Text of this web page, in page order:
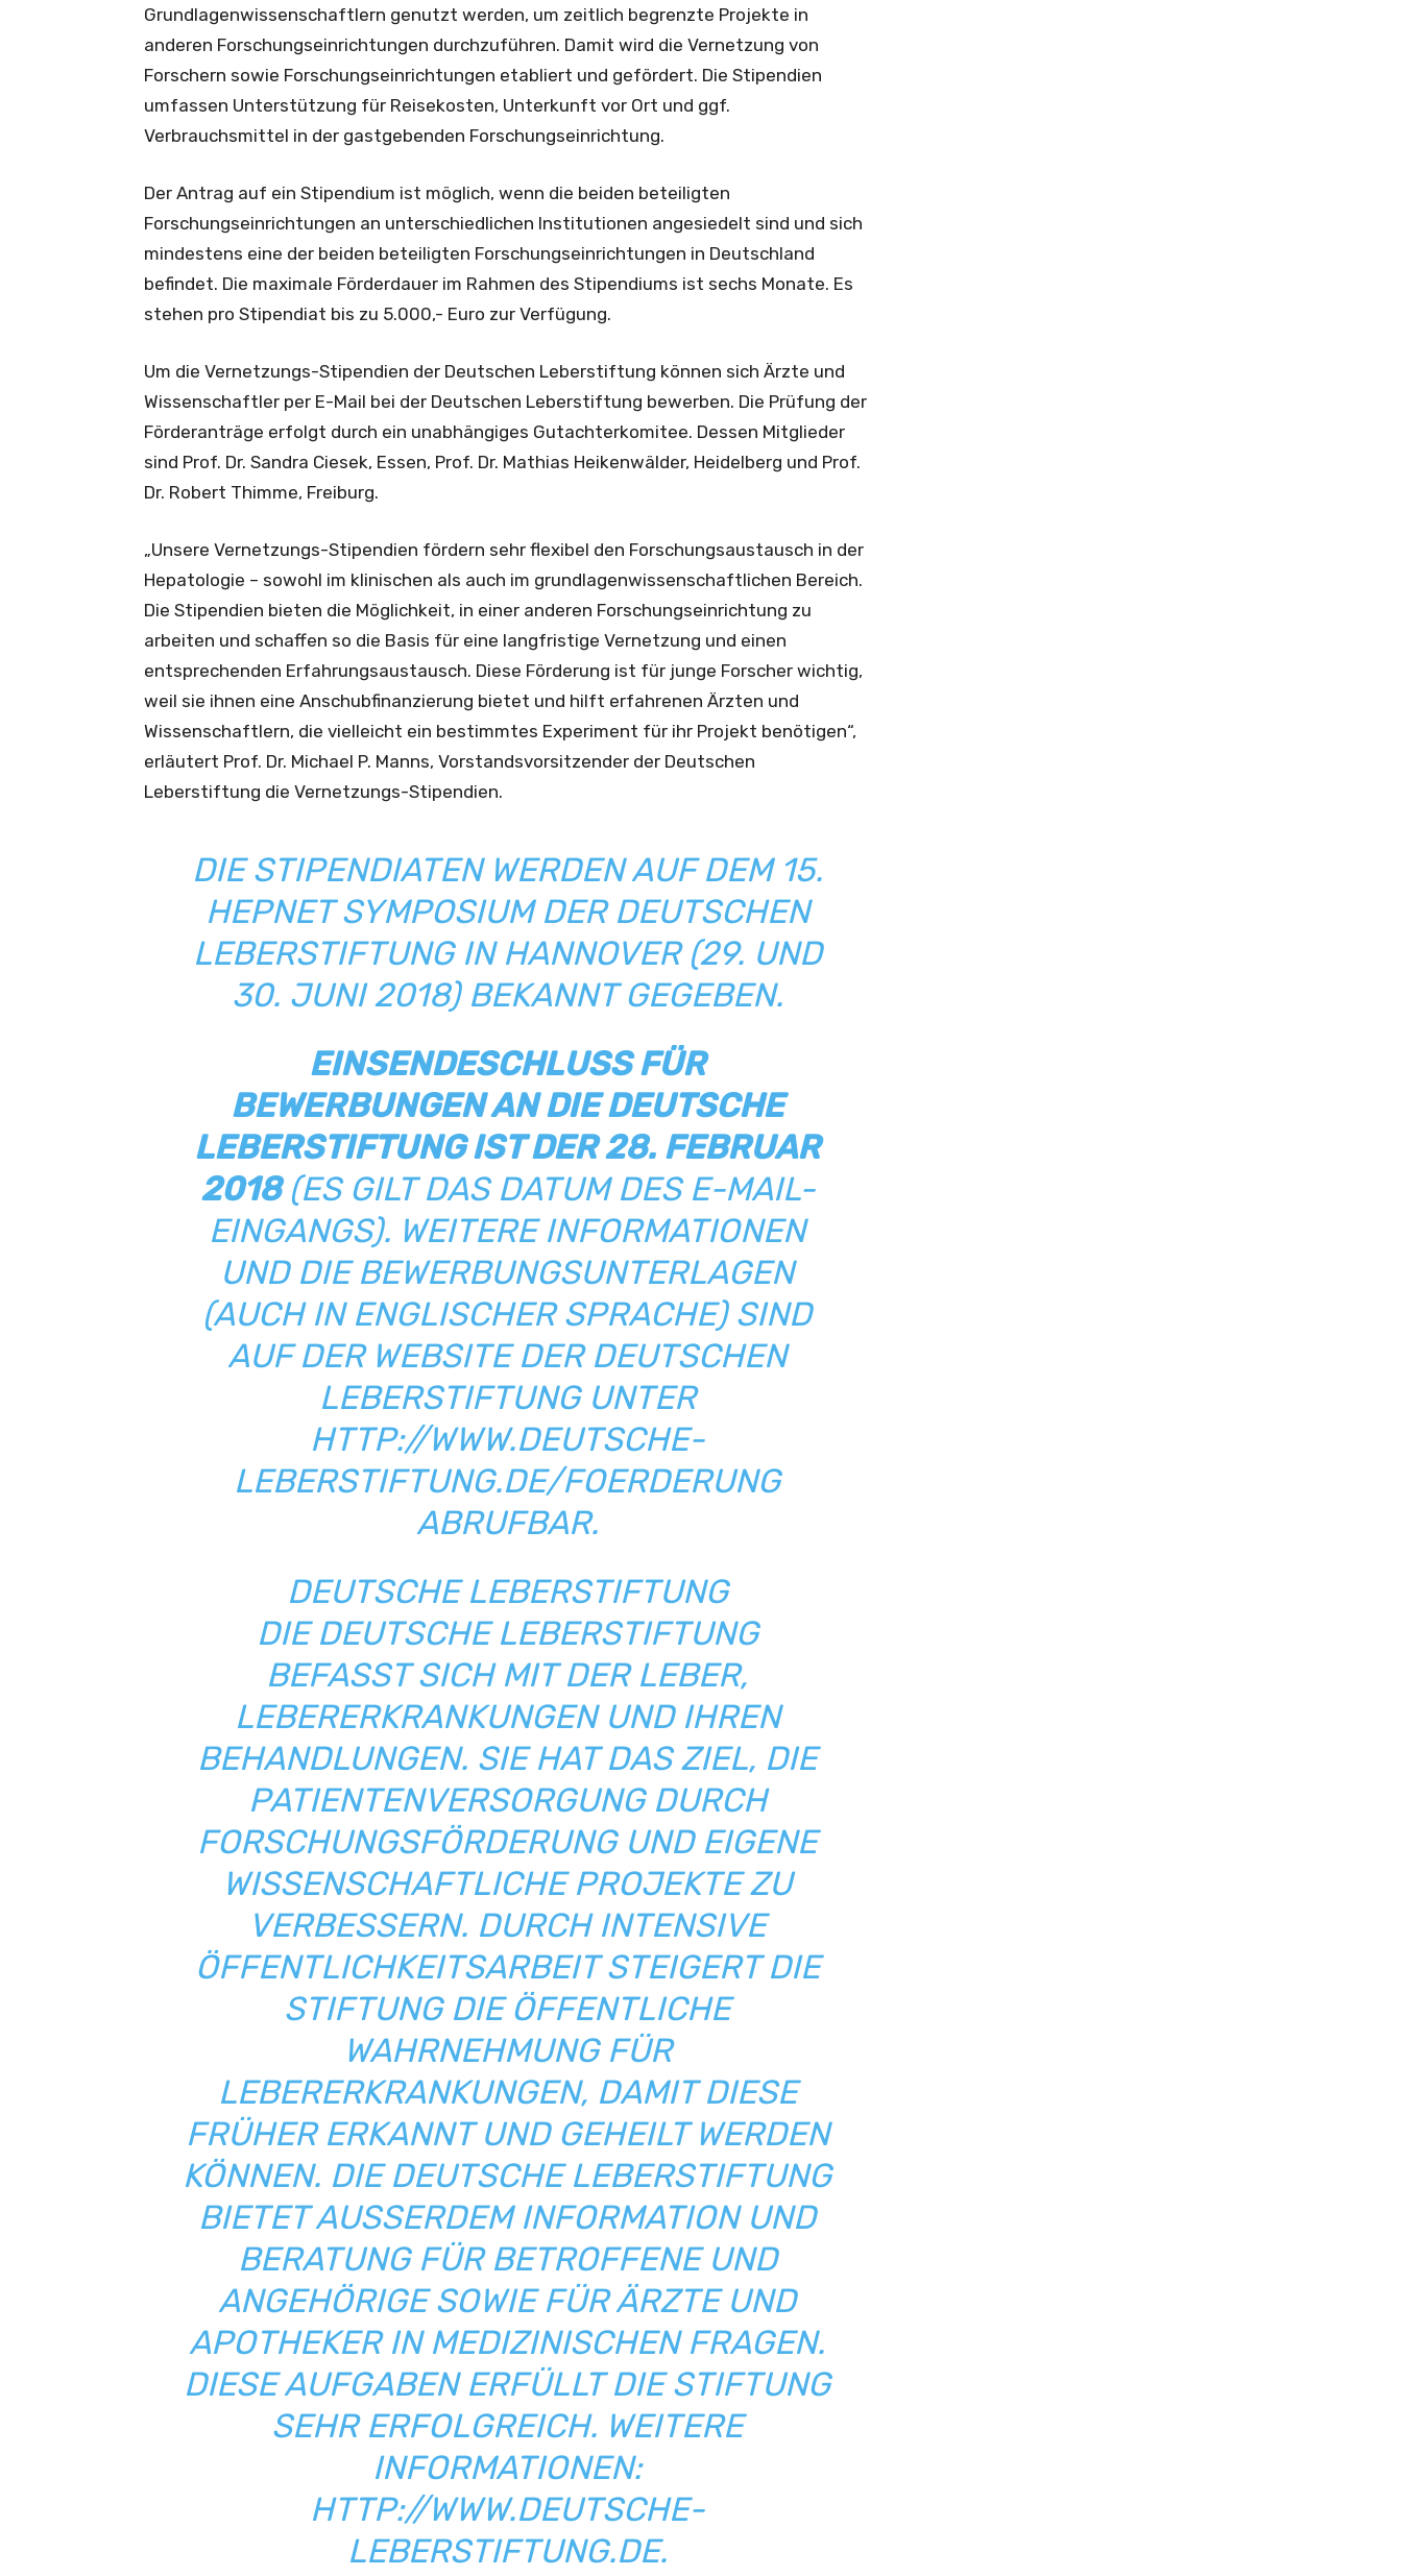
Grundlagenwissenschaftlern genutzt werden, um zeitlich begrenzte Projekte in
anderen Forschungseinrichtungen durchzuführen. Damit wird die Vernetzung von
Forschern sowie Forschungseinrichtungen etabliert und gefördert. Die Stipendien
umfassen Unterstützung für Reisekosten, Unterkunft vor Ort und ggf.
Verbrauchsmittel in der gastgebenden Forschungseinrichtung.
Der Antrag auf ein Stipendium ist möglich, wenn die beiden beteiligten
Forschungseinrichtungen an unterschiedlichen Institutionen angesiedelt sind und sich
mindestens eine der beiden beteiligten Forschungseinrichtungen in Deutschland
befindet. Die maximale Förderdauer im Rahmen des Stipendiums ist sechs Monate. Es
stehen pro Stipendiat bis zu 5.000,- Euro zur Verfügung.
Um die Vernetzungs-Stipendien der Deutschen Leberstiftung können sich Ärzte und
Wissenschaftler per E-Mail bei der Deutschen Leberstiftung bewerben. Die Prüfung der
Förderanträge erfolgt durch ein unabhängiges Gutachterkomitee. Dessen Mitglieder
sind Prof. Dr. Sandra Ciesek, Essen, Prof. Dr. Mathias Heikenwälder, Heidelberg und Prof.
Dr. Robert Thimme, Freiburg.
„Unsere Vernetzungs-Stipendien fördern sehr flexibel den Forschungsaustausch in der
Hepatologie – sowohl im klinischen als auch im grundlagenwissenschaftlichen Bereich.
Die Stipendien bieten die Möglichkeit, in einer anderen Forschungseinrichtung zu
arbeiten und schaffen so die Basis für eine langfristige Vernetzung und einen
entsprechenden Erfahrungsaustausch. Diese Förderung ist für junge Forscher wichtig,
weil sie ihnen eine Anschubfinanzierung bietet und hilft erfahrenen Ärzten und
Wissenschaftlern, die vielleicht ein bestimmtes Experiment für ihr Projekt benötigen“,
erläutert Prof. Dr. Michael P. Manns, Vorstandsvorsitzender der Deutschen
Leberstiftung die Vernetzungs-Stipendien.
DIE STIPENDIATEN WERDEN AUF DEM 15.
HEPNET SYMPOSIUM DER DEUTSCHEN
LEBERSTIFTUNG IN HANNOVER (29. UND
30. JUNI 2018) BEKANNT GEGEBEN.
EINSENDESCHLUSS FÜR
BEWERBUNGEN AN DIE DEUTSCHE
LEBERSTIFTUNG IST DER 28. FEBRUAR
2018(ES GILT DAS DATUM DES E-MAIL-
EINGANGS). WEITERE INFORMATIONEN
UND DIE BEWERBUNGSUNTERLAGEN
(AUCH IN ENGLISCHER SPRACHE) SIND
AUF DER WEBSITE DER DEUTSCHEN
LEBERSTIFTUNG UNTER
HTTP://WWW.DEUTSCHE-
LEBERSTIFTUNG.DE/FOERDERUNG
ABRUFBAR.
DEUTSCHE LEBERSTIFTUNG
DIE DEUTSCHE LEBERSTIFTUNG
BEFASST SICH MIT DER LEBER,
LEBERERKRANKUNGEN UND IHREN
BEHANDLUNGEN. SIE HAT DAS ZIEL, DIE
PATIENTENVERSORGUNG DURCH
FORSCHUNGSFÖRDERUNG UND EIGENE
WISSENSCHAFTLICHE PROJEKTE ZU
VERBESSERN. DURCH INTENSIVE
ÖFFENTLICHKEITSARBEIT STEIGERT DIE
STIFTUNG DIE ÖFFENTLICHE
WAHRNEHMUNG FÜR
LEBERERKRANKUNGEN, DAMIT DIESE
FRÜHER ERKANNT UND GEHEILT WERDEN
KÖNNEN. DIE DEUTSCHE LEBERSTIFTUNG
BIETET AUSSERDEM INFORMATION UND B
ERATUNG FÜR BETROFFENE UND A
NGEHÖRIGE SOWIE FÜR ÄRZTE UND A
POTHEKER IN MEDIZINISCHEN FRAGEN. D
IESE AUFGABEN ERFÜLLT DIE STIFTUNG S
EHR ERFOLGREICH. WEITERE I
NFORMATIONEN: H
TTP://WWW.DEUTSCHE-L
EBERSTIFTUNG.DE.